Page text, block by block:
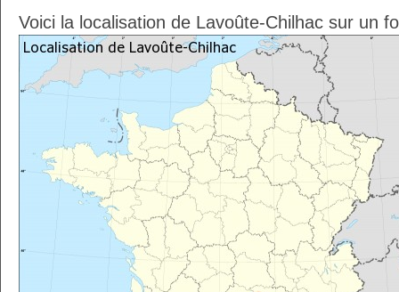
Voici la localisation de Lavoûte-Chilhac sur un